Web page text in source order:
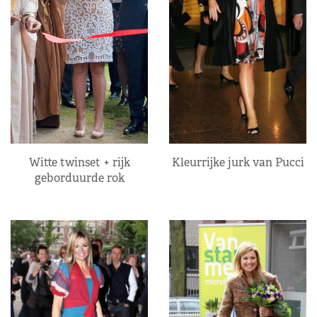
Witte twinset + rijk
geborduurde rok
Kleurrijke jurk van Pucci